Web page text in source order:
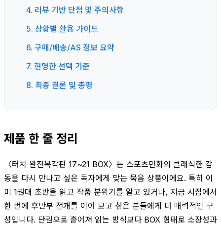
4. 리뷰 기반 단점 및 주의사항
5. 상황별 활용 가이드
6. 구매/배송/AS 정보 요약
7. 현명한 선택 기준
8. 최종 결론 및 총평
제품 한 줄 정리
〈터치 완전복각판 17~21 BOX〉는 스포츠만화의 클래식한 감
동을 다시 만나고 싶은 독자에게 맞는 묶음 상품이에요. 특히 이
미 1권대 초반을 읽고 작품 분위기를 알고 있거나, 지금 시점에서
한 번에 후반부 전개를 이어 보고 싶은 분들에게 더 매력적인 구
성입니다. 단권으로 흩어져 읽는 방식보다 BOX 형태로 소장성과